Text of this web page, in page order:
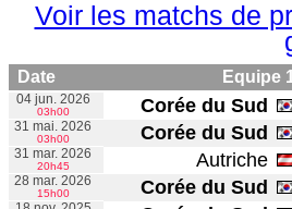
Voir les matchs de
Date Equipe
04 jun. 2026
03h00 Corée du Sud
31 mai. 2026
03h00 Corée du Sud
31 mar. 2026
20h45 Autriche
28 mar. 2026
15h00 Corée du Sud